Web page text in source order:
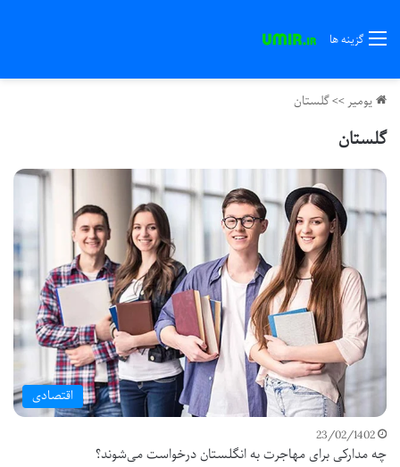
گزینه ها
یومیر>>گلستان
گلستان
اقتصادی
23/02/1402
چه مدارکی برای مهاجرت به انگلستان درخواست می‌شوند؟